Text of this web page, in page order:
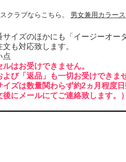
クラブならこちら。
男女兼用カラー
イズのほかにも「イージーオー
も対応致します。
点
はお受けできません。
よび「返品」も一切お受けできま
イズは数量関わらず約2ヵ月程度
後にメールにてご連絡致します。）